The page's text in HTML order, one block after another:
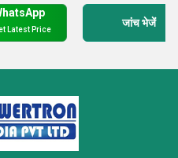
Latest Price
जांच भेजें